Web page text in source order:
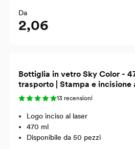
Da
2,06
Bottiglia in vetro Sky Color -
trasporto | Stampa e incisione
13 recensioni
Logo inciso al laser
470 ml
Disponibile da 50 pezzi